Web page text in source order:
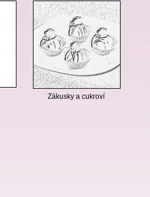
Zákusky a cukroví